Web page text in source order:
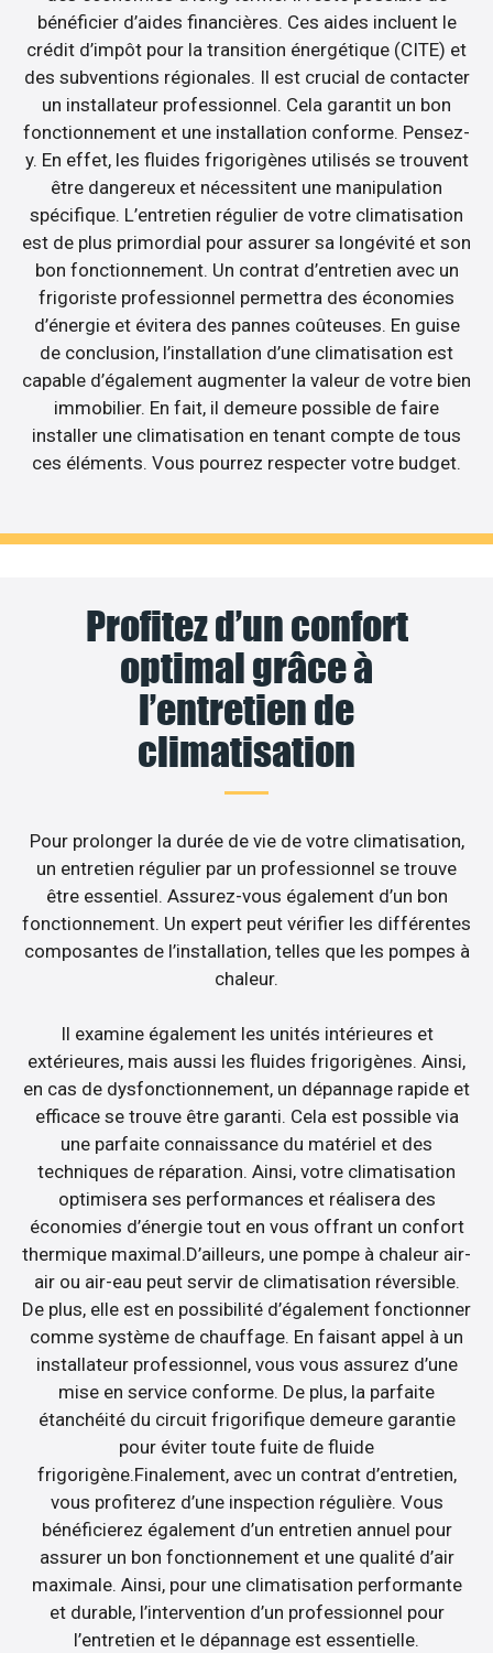
bénéficier d’aides financières. Ces aides incluent le
crédit d’impôt pour la transition énergétique (CITE) et
des subventions régionales. Il est crucial de contacter
un installateur professionnel. Cela garantit un bon
fonctionnement et une installation conforme. Pensez-
y. En effet, les fluides frigorigènes utilisés se trouvent
être dangereux et nécessitent une manipulation
spécifique. L’entretien régulier de votre climatisation
est de plus primordial pour assurer sa longévité et son
bon fonctionnement. Un contrat d’entretien avec un
frigoriste professionnel permettra des économies
d’énergie et évitera des pannes coûteuses. En guise
de conclusion, l’installation d’une climatisation est
capable d’également augmenter la valeur de votre bien
immobilier. En fait, il demeure possible de faire
installer une climatisation en tenant compte de tous
ces éléments. Vous pourrez respecter votre budget.
Profitez d’un confort
optimal grâce à
l’entretien de
climatisation
Pour prolonger la durée de vie de votre climatisation,
un entretien régulier par un professionnel se trouve
être essentiel. Assurez-vous également d’un bon
fonctionnement. Un expert peut vérifier les différentes
composantes de l’installation, telles que les pompes à
chaleur.
Il examine également les unités intérieures et
extérieures, mais aussi les fluides frigorigènes. Ainsi,
en cas de dysfonctionnement, un dépannage rapide et
efficace se trouve être garanti. Cela est possible via
une parfaite connaissance du matériel et des
techniques de réparation. Ainsi, votre climatisation
optimisera ses performances et réalisera des
économies d’énergie tout en vous offrant un confort
thermique maximal.D’ailleurs, une pompe à chaleur air-
air ou air-eau peut servir de climatisation réversible.
De plus, elle est en possibilité d’également fonctionner
comme système de chauffage. En faisant appel à un
installateur professionnel, vous vous assurez d’une
mise en service conforme. De plus, la parfaite
étanchéité du circuit frigorifique demeure garantie
pour éviter toute fuite de fluide
frigorigène.Finalement, avec un contrat d’entretien,
vous profiterez d’une inspection régulière. Vous
bénéficierez également d’un entretien annuel pour
assurer un bon fonctionnement et une qualité d’air
maximale. Ainsi, pour une climatisation performante
et durable, l’intervention d’un professionnel pour
l’entretien et le dépannage est essentielle.